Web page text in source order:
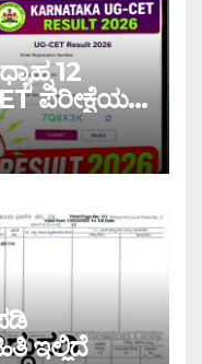
12
ಪರೀಕ್ಷೆಯ
Result
ಇಲ್ಲಿದೆ